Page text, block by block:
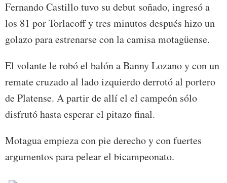
Fernando Castillo tuvo su debut soñado, ingresó a
los 81 por Torlacoff y tres minutos después hizo un
golazo para estrenarse con la camisa motagüense.
El volante le robó el balón a Banny Lozano y con un
remate cruzado al lado izquierdo derrotó al portero
de Platense. A partir de allí el el campeón sólo
disfrutó hasta esperar el pitazo final.
Motagua empieza con pie derecho y con fuertes
argumentos para pelear el bicampeonato.